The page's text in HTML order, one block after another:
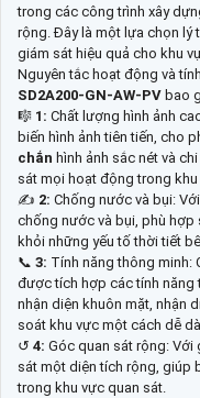
trong các công trình xây
rộng. Đây là một lựa chọn lý
giám sát hiệu quả cho khu
Nguyên tắc hoạt động và
SD2A200-GN-AW-PV bao
🎼️ 1: Chất lượng hình ảnh
biến hình ảnh tiên tiến, cho
chắn hình ảnh sắc nét và
sát mọi hoạt động trong khu
✍️ 2: Chống nước và bụi:
chống nước và bụi, phù
khỏi những yếu tố thời tiết
📞 3: Tính năng thông minh:
được tích hợp các tính năng
nhận diện khuôn mặt, nhận
soát khu vực một cách dễ
↺ 4: Góc quan sát rộng: Với
sát một diện tích rộng, giúp
trong khu vực quan sát.